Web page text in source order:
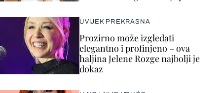
UVIJEK PREKRASNA
Prozirno može izgledati
elegantno i profinjeno – ova
haljina Jelene Rozge najbolji je
dokaz